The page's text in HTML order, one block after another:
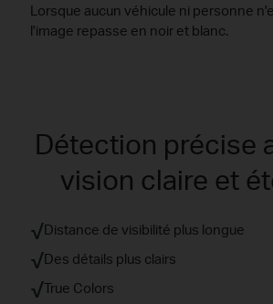
Lorsque aucun véhicule ni personne
l'image repasse en noir et blanc.
Détection précise
vision claire et
√Distance de visibilité plus longue
√Des détails plus clairs
√True Colors